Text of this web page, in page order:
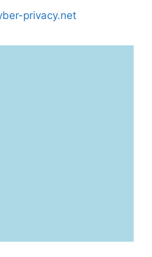
privacy.net